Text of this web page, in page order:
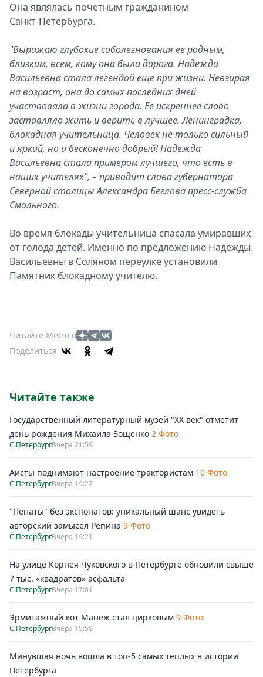
Она являлась почетным гражданином
Санкт‑Петербурга.
"Выражаю глубокие соболезнования ее родным,
близким, всем, кому она была дорога. Надежда
Васильевна стала легендой еще при жизни. Невзирая
на возраст, она до самых последних дней
участвовала в жизни города. Ее искреннее слово
заставляло жить и верить в лучшее. Ленинградка,
блокадная учительница. Человек не только сильный
и яркий, но и бесконечно добрый! Надежда
Васильевна стала примером лучшего, что есть в
наших учителях", – приводит слова губернатора
Северной столицы Александра Беглова пресс-служба
Смольного.
Во время блокады учительница спасала умиравших
от голода детей. Именно по предложению Надежды
Васильевны в Соляном переулке установили
Памятник блокадному учителю.
Читайте Metro в
Поделиться
Читайте также
Государственный литературный музей "ХХ век" отметит
день рождения Михаила Зощенко 2 Фото
С.ПетербургВчера 21:59
Аисты поднимают настроение трактористам 10 Фото
С.ПетербургВчера 19:27
"Пенаты" без экспонатов: уникальный шанс увидеть
авторский замысел Репина 9 Фото
С.ПетербургВчера 19:21
На улице Корнея Чуковского в Петербурге обновили свыше
7 тыс. «квадратов» асфальта
С.ПетербургВчера 17:01
Эрмитажный кот Манеж стал цирковым 9 Фото
С.ПетербургВчера 15:58
Минувшая ночь вошла в топ-5 самых тёплых в истории
Петербурга